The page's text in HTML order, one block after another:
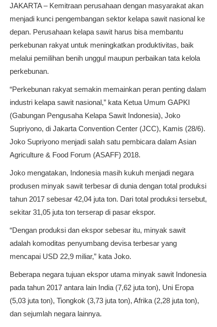
JAKARTA – Kemitraan perusahaan dengan masyarakat akan
menjadi kunci pengembangan sektor kelapa sawit nasional ke
depan. Perusahaan kelapa sawit harus bisa membantu
perkebunan rakyat untuk meningkatkan produktivitas, baik
melalui pemilihan benih unggul maupun perbaikan tata kelola
perkebunan.
“Perkebunan rakyat semakin memainkan peran penting dalam
industri kelapa sawit nasional,” kata Ketua Umum GAPKI
(Gabungan Pengusaha Kelapa Sawit Indonesia), Joko
Supriyono, di Jakarta Convention Center (JCC), Kamis (28/6).
Joko Supriyono menjadi salah satu pembicara dalam Asian
Agriculture & Food Forum (ASAFF) 2018.
Joko mengatakan, Indonesia masih kukuh menjadi negara
produsen minyak sawit terbesar di dunia dengan total produksi
tahun 2017 sebesar 42,04 juta ton. Dari total produksi tersebut,
sekitar 31,05 juta ton terserap di pasar ekspor.
“Dengan produksi dan ekspor sebesar itu, minyak sawit
adalah komoditas penyumbang devisa terbesar yang
mencapai USD 22,9 miliar,” kata Joko.
Beberapa negara tujuan ekspor utama minyak sawit Indonesia
pada tahun 2017 antara lain India (7,62 juta ton), Uni Eropa
(5,03 juta ton), Tiongkok (3,73 juta ton), Afrika (2,28 juta ton),
dan sejumlah negara lainnya.